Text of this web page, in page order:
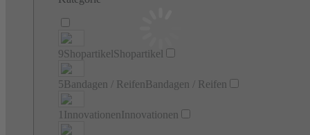
9ShopartikelShopartikel
5Bandagen / ReifenBandagen / Reifen
1 InnovationenInnovationen